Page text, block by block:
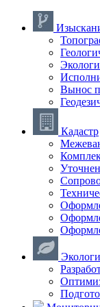
Вынос
Кадастр